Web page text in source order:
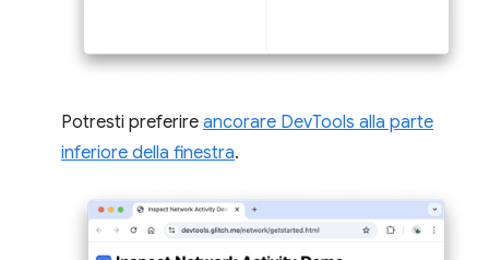
Potresti preferire ancorare DevTools alla parte
inferiore della finestra.